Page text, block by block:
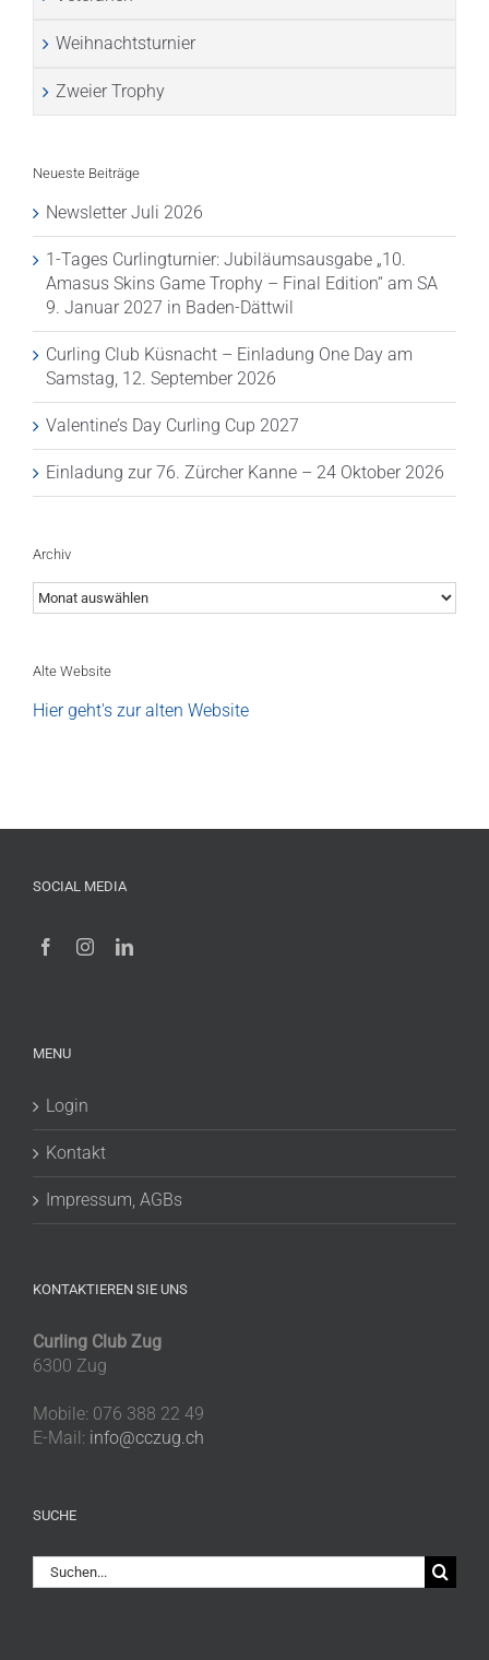
Weihnachtsturnier
Zweier Trophy
Neueste Beiträge
Newsletter Juli 2026
1-Tages Curlingturnier: Jubiläumsausgabe „10.
Amasus Skins Game Trophy – Final Edition“ am SA
9. Januar 2027 in Baden-Dättwil
Curling Club Küsnacht – Einladung One Day am
Samstag, 12. September 2026
Valentine’s Day Curling Cup 2027
Einladung zur 76. Zürcher Kanne – 24 Oktober 2026
Archiv
Archiv
Alte Website
Hier geht's zur alten Website
SOCIAL MEDIA
MENU
Login
Kontakt
Impressum, AGBs
KONTAKTIEREN SIE UNS
Curling Club Zug
6300 Zug
Mobile: 076 388 22 49
E-Mail: info@cczug.ch
SUCHE
Suche
nach: